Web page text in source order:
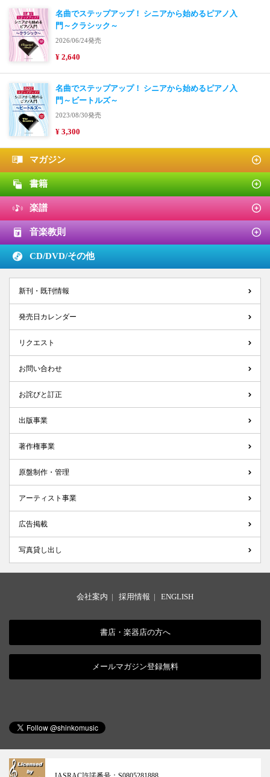
名曲でステップアップ！ シニアから始めるピアノ入
門～クラシック～
2026/06/24発売
¥ 2,640
名曲でステップアップ！ シニアから始めるピアノ入
門～ビートルズ～
2023/08/30発売
¥ 3,300
マガジン
書籍
楽譜
音楽教則
CD/DVD/その他
新刊・既刊情報
発売日カレンダー
リクエスト
お問い合わせ
お詫びと訂正
出版事業
著作権事業
原盤制作・管理
アーティスト事業
広告掲載
写真貸し出し
会社案内 | 採用情報 | ENGLISH
書店・楽器店の方へ
メールマガジン登録無料